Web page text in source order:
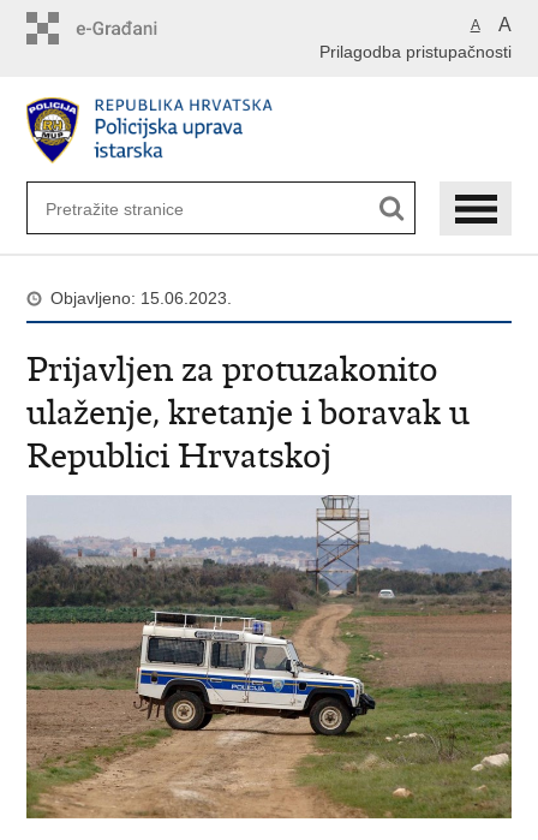
A A
Prilagodba pristupačnosti
Objavljeno: 15.06.2023.
Prijavljen za protuzakonito
ulaženje, kretanje i boravak u
Republici Hrvatskoj